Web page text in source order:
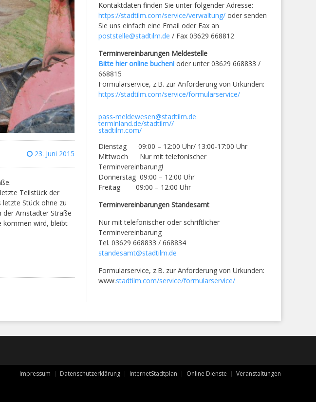
23. Juni 2015
Teilstück der
Stück ohne zu
der Arnstädter Straße
kommen wird, bleibt
Kontaktdaten finden Sie unter folgender Adresse:
https://stadtilm.com/service/verwaltung/ oder senden
Sie uns einfach eine Email oder Fax an
poststelle@stadtilm.de / Fax 03629 668812
Terminvereinbarungen Meldestelle
Bitte hier online buchen! oder unter 03629 668833 /
668815
Formularservice, z.B. zur Anforderung von Urkunden:
https://stadtilm.com/service/formularservice/
pass-meldewesen@stadtilm.de
terminland.de/stadtilm//
stadtilm.com/
Dienstag 09:00 – 12:00 Uhr/ 13:00-17:00 Uhr
Mittwoch Nur mit telefonischer
Terminvereinbarung!
Donnerstag 09:00 – 12:00 Uhr
Freitag 09:00 – 12:00 Uhr
Terminvereinbarungen Standesamt
Nur mit telefonischer oder schriftlicher
Terminvereinbarung
Tel. 03629 668833 / 668834
standesamt@stadtilm.de
Formularservice, z.B. zur Anforderung von Urkunden:
www.stadtilm.com/service/formularservice/
Impressum Datenschutzerklärung InternetStadtplan Online Dienste Veranstaltungen